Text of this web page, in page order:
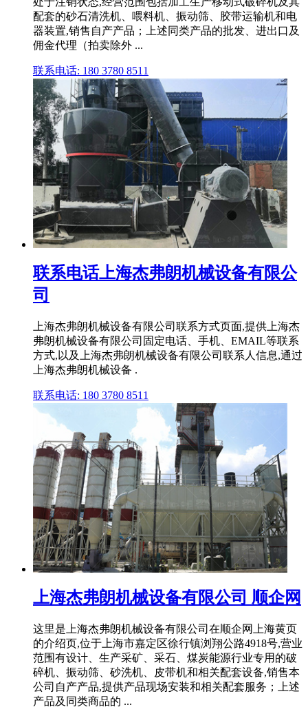
配套的砂石清洗机、喂料机、振动筛、胶带运输机和电
器装置,销售自产产品；上述同类产品的批发、进出口及
佣金代理（拍卖除外 ...
联系电话: 180 3780 8511
联系电话上海杰弗朗机械设备有限公
司
上海杰弗朗机械设备有限公司联系方式页面,提供上海杰
弗朗机械设备有限公司固定电话、手机、EMAIL等联系
方式,以及上海杰弗朗机械设备有限公司联系人信息,通过
上海杰弗朗机械设备 .
联系电话: 180 3780 8511
上海杰弗朗机械设备有限公司 顺企网
这里是上海杰弗朗机械设备有限公司在顺企网上海黄页
的介绍页,位于上海市嘉定区徐行镇浏翔公路4918号,营业
范围有设计、生产采矿、采石、煤炭能源行业专用的破
碎机、振动筛、砂洗机、皮带机和相关配套设备,销售本
公司自产产品,提供产品现场安装和相关配套服务；上述
产品及同类商品的 ...